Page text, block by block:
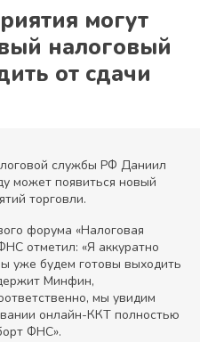
могут
налоговый
от сдачи
службы РФ Даниил
может появиться новый
торговли.
форума «Налоговая
отметил: «Я аккуратно
уже будем готовы выходить
Минфин,
мы увидим
онлайн-ККТ полностью
ФНС».